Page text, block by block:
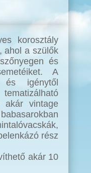
korosztály
ahol a szülők
és
A
és igénytől
akár vintage
rész
akár 10